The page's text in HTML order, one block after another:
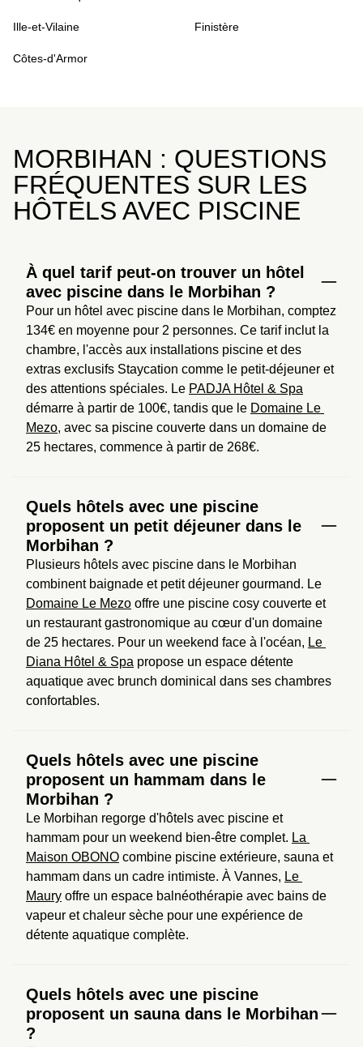
Ille-et-Vilaine Finistère
Côtes-d'Armor
MORBIHAN : QUESTIONS
FRÉQUENTES SUR LES
HÔTELS AVEC PISCINE
À quel tarif peut-on trouver un hôtel
avec piscine dans le Morbihan ?
Pour un hôtel avec piscine dans le Morbihan, comptez
134€ en moyenne pour 2 personnes. Ce tarif inclut la
chambre, l'accès aux installations piscine et des
extras exclusifs Staycation comme le petit-déjeuner et
des attentions spéciales. Le PADJA Hôtel & Spa
démarre à partir de 100€, tandis que le Domaine Le
Mezo, avec sa piscine couverte dans un domaine de
25 hectares, commence à partir de 268€.
Quels hôtels avec une piscine
proposent un petit déjeuner dans le
Morbihan ?
Plusieurs hôtels avec piscine dans le Morbihan
Domaine Le Mezo offre une piscine cosy couverte et
un restaurant gastronomique au cœur d'un domaine
de 25 hectares. Pour un weekend face à l'océan, Le
Diana Hôtel & Spa propose un espace détente
aquatique avec brunch dominical dans ses chambres
confortables.
Quels hôtels avec une piscine
proposent un hammam dans le
Morbihan ?
Le Morbihan regorge d'hôtels avec piscine et
hammam pour un weekend bien-être complet. La
Maison OBONO combine piscine extérieure, sauna et
hammam dans un cadre intimiste. À Vannes, Le
Maury offre un espace balnéothérapie avec bains de
vapeur et chaleur sèche pour une expérience de
détente aquatique complète.
Quels hôtels avec une piscine
proposent un sauna dans le Morbihan
?